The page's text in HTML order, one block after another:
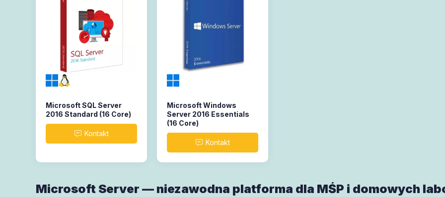
Microsoft SQL Server
2016 Standard (16 Core)
Microsoft Windows
Server 2016 Essentials
(16 Core)
Microsoft Server — niezawodna platforma dla MŚP i domowych